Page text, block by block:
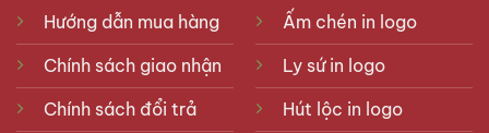
Hướng dẫn mua hàng
Chính sách giao nhận
Chính sách đổi trả
Ấm chén in logo
Ly sứ in logo
Hút lộc in logo